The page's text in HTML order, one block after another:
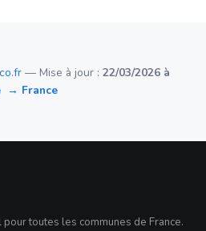
— Mise à jour : 22/03/2026 à
→ France
toutes les communes de France.